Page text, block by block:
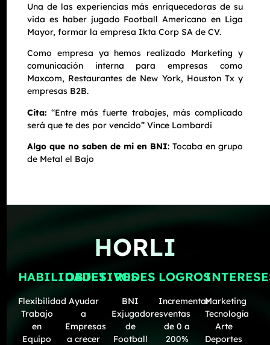
Una de las experiencias más enriquecedoras de su
vida es haber jugado Football Americano en Liga
Mayor, formar la empresa Ikta Corp SA de CV.
Como empresa ya hemos realizado Marketing y
comunicación interna para empresas como
Maxcom, Restaurantes de New York, Houston Tx y
empresas B2B.
Cita:“Entre más fuerte trabajes, más complicado
será que te des por vencido” Vince Lombardi
Algo que no saben de mi en BNI: Tocaba en grupo
de Metal el Bajo
HORLI
HABILIDADES
Flexibilidad
Trabajo
en
Equipo
OBJETIVOS
Ayudar
a
Empresas
a crecer
REDES
BNI
Exjugadores
de
Football
LOGROS
Incrementar
ventas
de 0 a
200%
Marketing
Tecnología
Arte
Deportes